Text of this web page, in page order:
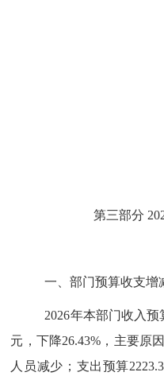
第三部分
一、部门预算收支增
2026年本部门收入预
元， 下降26.43% ，主要原
人员减少 ；支出预算